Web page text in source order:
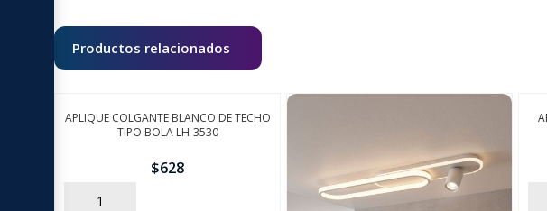
Productos relacionados
APLIQUE COLGANTE BLANCO DE TECHO
TIPO BOLA LH-3530
$628
AÑADIR